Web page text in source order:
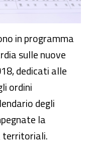
in programma
sulle nuove
dedicati alle
ordini
degli
la
territoriali.